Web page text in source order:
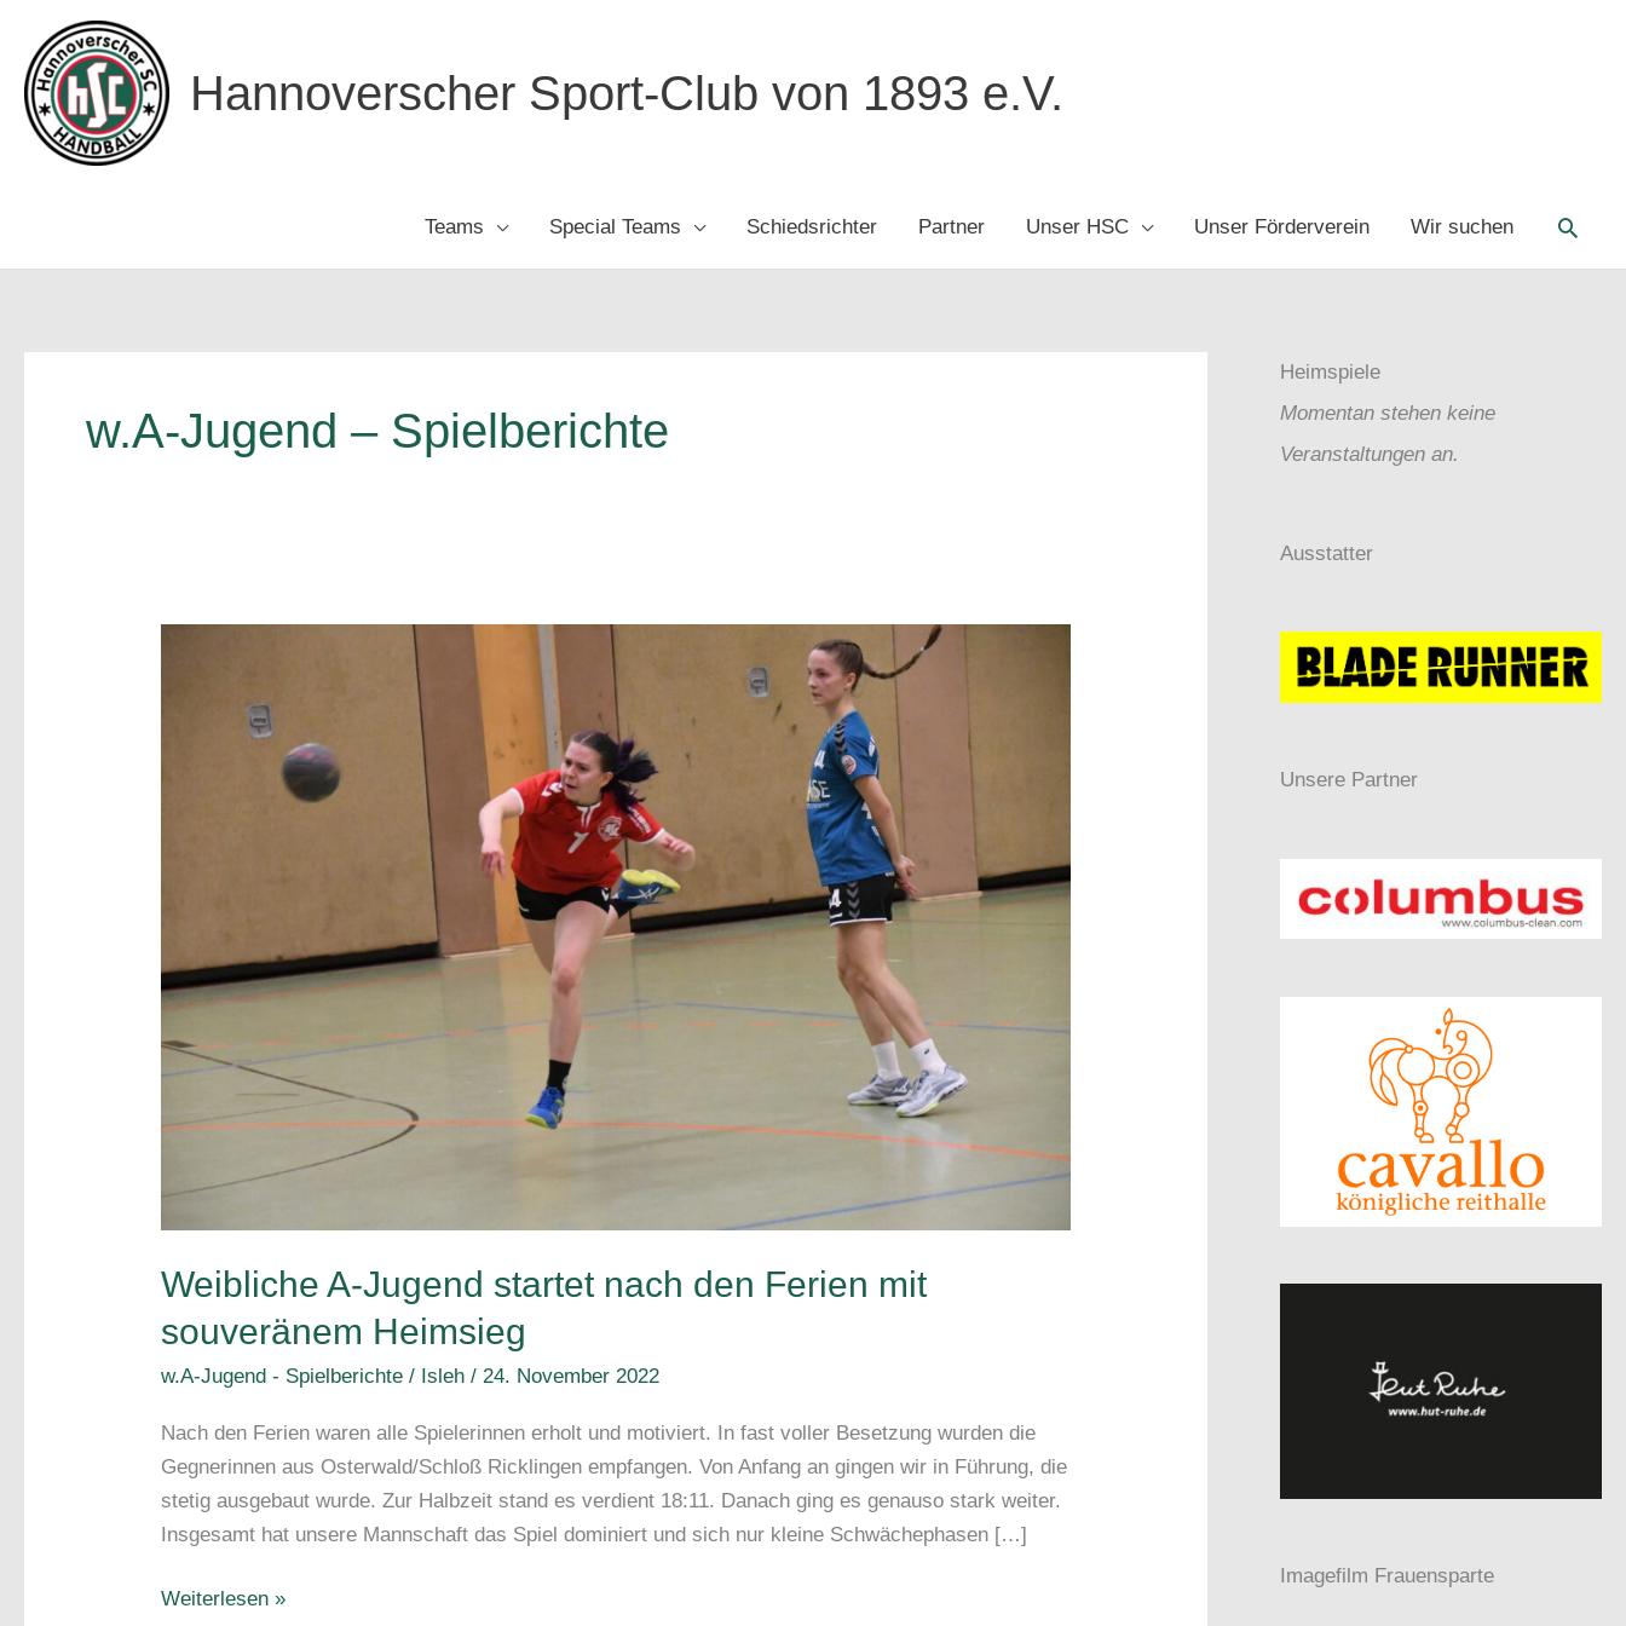
Inhalt
springen
Hannoverscher Sport-Club von 1893 e.V.
Teams Special Teams Schiedsrichter Partner Unser HSC Unser Förderverein Wir suchen
w.A-Jugend – Spielberichte
Weibliche A-Jugend startet nach den Ferien mit
souveränem Heimsieg
w.A-Jugend - Spielberichte / Isleh/24. November 2022
Nach den Ferien waren alle Spielerinnen erholt und motiviert. In fast voller Besetzung wurden die
Gegnerinnen aus Osterwald/Schloß Ricklingen empfangen. Von Anfang an gingen wir in Führung, die
stetig ausgebaut wurde. Zur Halbzeit stand es verdient 18:11. Danach ging es genauso stark weiter.
Insgesamt hat unsere Mannschaft das Spiel dominiert und sich nur kleine Schwächephasen […]
Weibliche
Weiterlesen »
Heimspiele
Momentan stehen keine
Veranstaltungen an.
Ausstatter
Unsere Partner
Imagefilm Frauensparte